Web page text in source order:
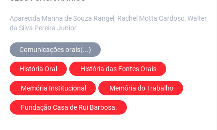
Aparecida Marina de Souza Rangel, Rachel Motta Cardoso, Walter
da Silva Pereira Junior
Comunicações orais(...)
História Oral História das Fontes Orais
Memória Institucional Memória do Trabalho
Fundação Casa de Rui Barbosa.